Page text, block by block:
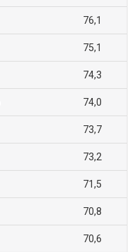
76,1
75,1
74,3
74,0
73,7
73,2
71,5
70,8
70,6